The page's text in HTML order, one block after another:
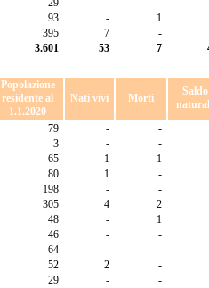
29 -
-
93 -
1
395 7
-
3.601 53 7
Popolazione
residente al
1.1.2020
Nati vivi Morti
Saldo
79 -
-
3 -
-
65 1
1
80 1
-
198 -
-
305 4
2
48 -
1
46 -
-
64 -
-
52 2
-
29 -
-